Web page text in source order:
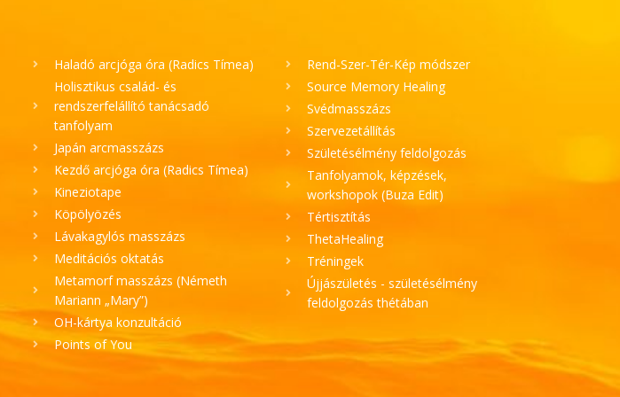
Haladó arcjóga óra (Radics Tímea)
Holisztikus család- és
rendszerfelállító tanácsadó
tanfolyam
Japán arcmasszázs
Kezdő arcjóga óra (Radics Tímea)
Kineziotape
Köpölyözés
Lávakagylós masszázs
Meditációs oktatás
Metamorf masszázs (Németh
Mariann „Mary”)
OH-kártya konzultáció
Points of You
Rend-Szer-Tér-Kép módszer
Source Memory Healing
Svédmasszázs
Szervezetállítás
Születésélmény feldolgozás
Tanfolyamok, képzések,
workshopok (Buza Edit)
Tértisztítás
ThetaHealing
Tréningek
Újjászületés - születésélmény
feldolgozás thétában